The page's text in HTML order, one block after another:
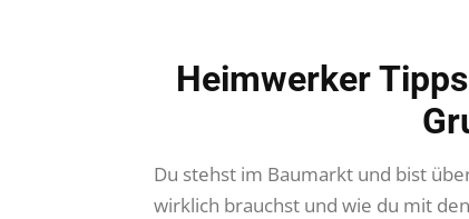
Heimwerker
Du stehst im Baumarkt und bist
wirklich brauchst und wie du mit